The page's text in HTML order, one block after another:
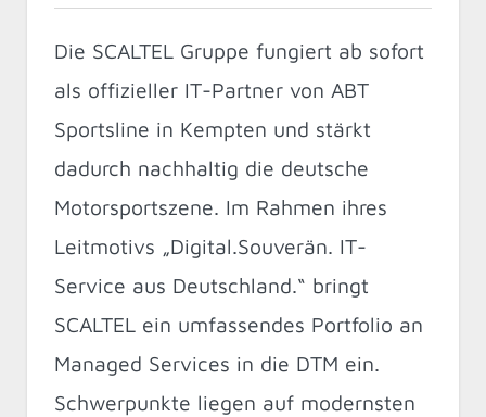
Die SCALTEL Gruppe fungiert ab sofort
als offizieller IT-Partner von ABT
Sportsline in Kempten und stärkt
dadurch nachhaltig die deutsche
Motorsportszene. Im Rahmen ihres
Leitmotivs „Digital.Souverän. IT-
Service aus Deutschland.“ bringt
SCALTEL ein umfassendes Portfolio an
Managed Services in die DTM ein.
Schwerpunkte liegen auf modernsten